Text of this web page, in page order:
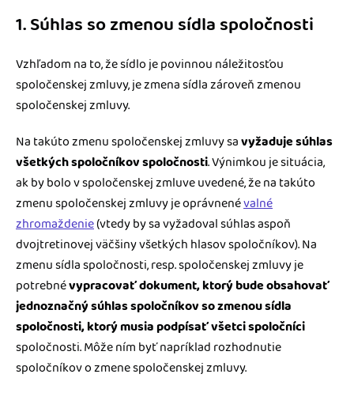
1. Súhlas so zmenou sídla spoločnosti
Vzhľadom na to, že sídlo je povinnou náležitosťou
spoločenskej zmluvy, je zmena sídla zároveň zmenou
spoločenskej zmluvy.
Na takúto zmenu spoločenskej zmluvy savyžaduje súhlas
všetkých spoločníkov spoločnosti. Výnimkou je situácia,
ak by bolo v spoločenskej zmluve uvedené, že na takúto
zmenu spoločenskej zmluvy je oprávnenévalné
zhromaždenie(vtedy by sa vyžadoval súhlas aspoň
dvojtretinovej väčšiny všetkých hlasov spoločníkov). Na
zmenu sídla spoločnosti, resp. spoločenskej zmluvy je
potrebnévypracovať dokument, ktorý bude obsahovať
jednoznačný súhlas spoločníkov so zmenou sídla
spoločnosti, ktorý musia podpísať všetci spoločníci
spoločnosti. Môže ním byť napríklad rozhodnutie
spoločníkov o zmene spoločenskej zmluvy.